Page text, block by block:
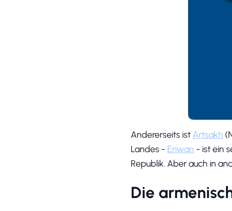
Andererseits ist Artsakh
Landes - Eriwan - ist ein
Republik. Aber auch in
Die